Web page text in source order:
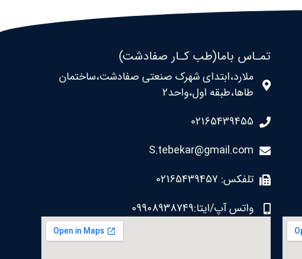
تمـاس باما(طب کـار صفادشت)
ملارد،ابتدای شهرک صنعتی صفادشت،ساختمان
طاها،طبقه اول،واحد2
02165439455
S.tebekar@gmail.com
تلفکس: 02165439457
واتس آپ/ایتا:09908938749